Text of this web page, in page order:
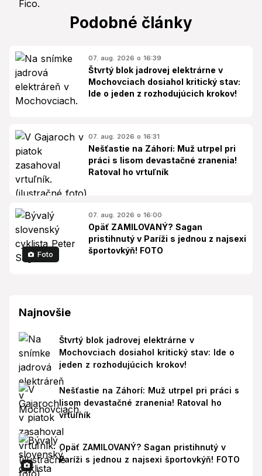
Podobné články
07. aug. 2026 o 16:39
Štvrtý blok jadrovej elektrárne v
Mochovciach dosiahol kritický stav:
Ide o jeden z rozhodujúcich krokov!
07. aug. 2026 o 16:31
Nešťastie na Záhorí: Muž utrpel pri
práci s lisom devastačné zranenia!
Ratoval ho vrtuľník
Foto
07. aug. 2026 o 16:00
Opäť ZAMILOVANÝ? Sagan
pristihnutý v Paríži s jednou z najsexi
športovkýň! FOTO
Najnovšie
Štvrtý blok jadrovej elektrárne v
Mochovciach dosiahol kritický stav: Ide o
jeden z rozhodujúcich krokov!
Nešťastie na Záhorí: Muž utrpel pri práci s
lisom devastačné zranenia! Ratoval ho
vrtuľník
Opäť ZAMILOVANÝ? Sagan pristihnutý v
Paríži s jednou z najsexi športovkýň! FOTO